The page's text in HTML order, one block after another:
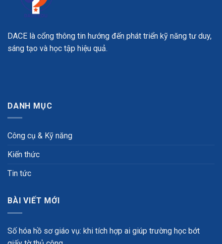
DACE là cổng thông tin hướng đến phát triển kỹ năng tư duy,
sáng tạo và học tập hiệu quả.
DANH MỤC
Công cụ & Kỹ năng
Kiến thức
Tin tức
BÀI VIẾT MỚI
Số hóa hồ sơ giáo vụ: khi tích hợp ai giúp trường học bớt